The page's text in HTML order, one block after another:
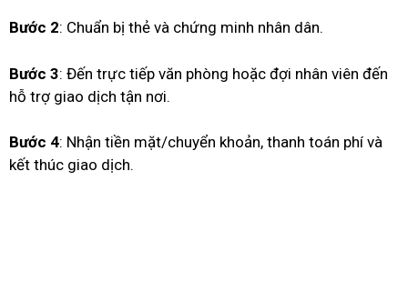
Bước 2: Chuẩn bị thẻ và chứng minh nhân dân.
Bước 3: Đến trực tiếp văn phòng hoặc đợi nhân viên đến
hỗ trợ giao dịch tận nơi.
Bước 4: Nhận tiền mặt/chuyển khoản, thanh toán phí và
kết thúc giao dịch.